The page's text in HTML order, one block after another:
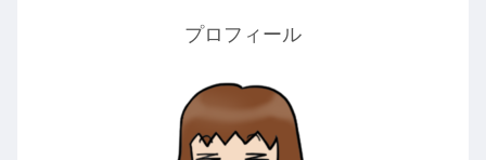
プロフィール